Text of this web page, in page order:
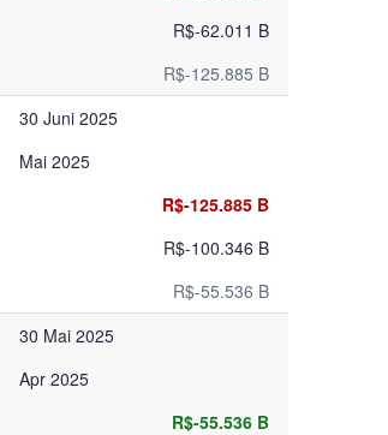
R$-62.011 B
R$-125.885 B
30 Juni 2025
Mai 2025
R$-125.885 B
R$-100.346 B
R$-55.536 B
30 Mai 2025
Apr 2025
R$-55.536 B